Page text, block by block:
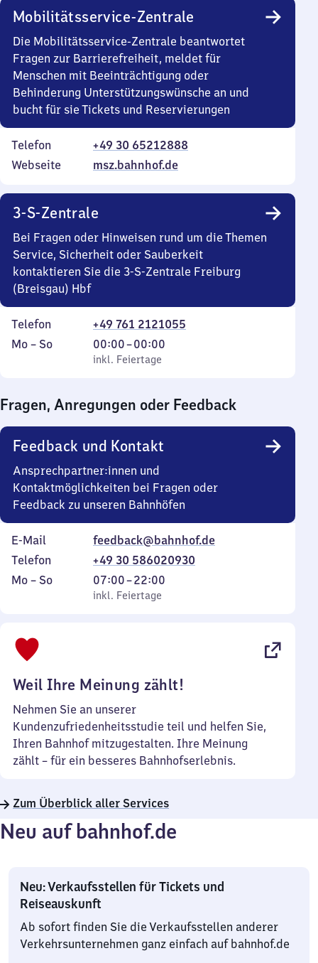
Mobilitätsservice-Zentrale
Die Mobilitätsservice-Zentrale beantwortet
Fragen zur Barrierefreiheit, meldet für
Menschen mit Beeinträchtigung oder
Behinderung Unterstützungswünsche an und
bucht für sie Tickets und Reservierungen
Telefon
+49 30 65212888
Webseite
msz.bahnhof.de
3-S-Zentrale
Bei Fragen oder Hinweisen rund um die Themen
Service, Sicherheit oder Sauberkeit
kontaktieren Sie die 3-S-Zentrale Freiburg
(Breisgau) Hbf
Telefon
+49 761 2121055
Montag
Mo – So,
inkl. Feiertage
00:00–00:00
Von
0
0
Uhr
inkl. Feiertage
Fragen, Anregungen oder Feedback
Feedback und Kontakt
Ansprechpartner:innen und
Kontaktmöglichkeiten bei Fragen oder
Feedback zu unseren Bahnhöfen
E-Mail
feedback@bahnhof.de
Telefon
+49 30 586020930
Montag
Mo – So,
inkl. Feiertage
07:00–22:00
Von
7
inkl. Feiertage
Weil Ihre Meinung zählt!
Nehmen Sie an unserer
Kundenzufriedenheitsstudie teil und helfen Sie,
Ihren Bahnhof mitzugestalten. Ihre Meinung
zählt – für ein besseres Bahnhofserlebnis.
Zum Überblick aller Services
Neu auf bahnhof.de
Neu: Verkaufsstellen für Tickets und
Reiseauskunft
Ab sofort finden Sie die Verkaufsstellen anderer
Verkehrsunternehmen ganz einfach auf bahnhof.de